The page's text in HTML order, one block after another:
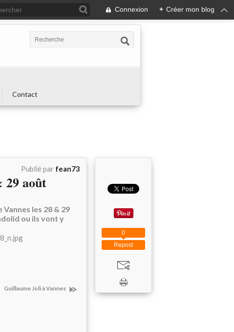
Connexion + Créer mon blog
Contact
Publié par fean73
29 août
les 28 & 29
ou ils vont y
Guillaume Joli à Vannes
Repost
0